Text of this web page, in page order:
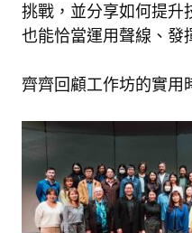
挑戰，並分享如何提升
也能恰當運用聲線、發
齊齊回顧工作坊的實用